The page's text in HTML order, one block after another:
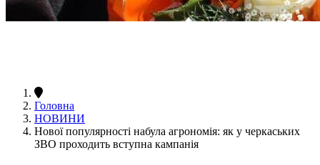
Головна
НОВИНИ
Нової популярності набула агрономія: як у черкаських
ЗВО проходить вступна кампанія